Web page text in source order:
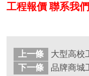
工程報價 聯系我們
上一條
下一條